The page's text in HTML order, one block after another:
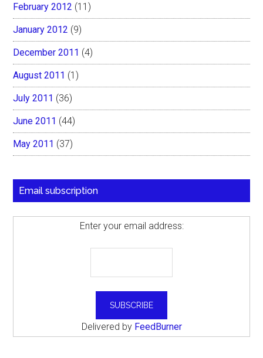
February 2012 (11)
January 2012 (9)
December 2011 (4)
August 2011 (1)
July 2011 (36)
June 2011 (44)
May 2011 (37)
Email subscription
Enter your email address:
Delivered by FeedBurner